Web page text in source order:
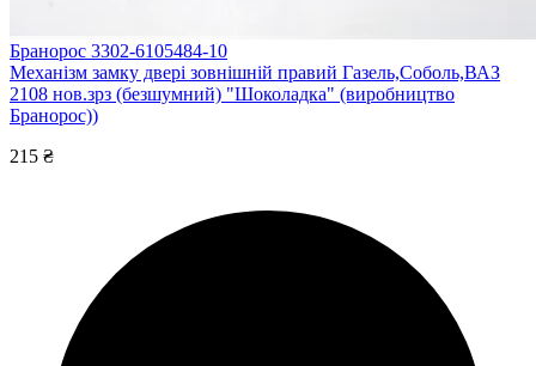
Бранорос 3302-6105484-10
Механізм замку двері зовнішній правий Газель,Соболь,ВАЗ
2108 нов.зрз (безшумний) "Шоколадка" (виробництво
Бранорос))
215 ₴